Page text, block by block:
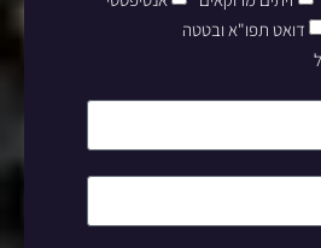
דואט תפו"א ובטטה